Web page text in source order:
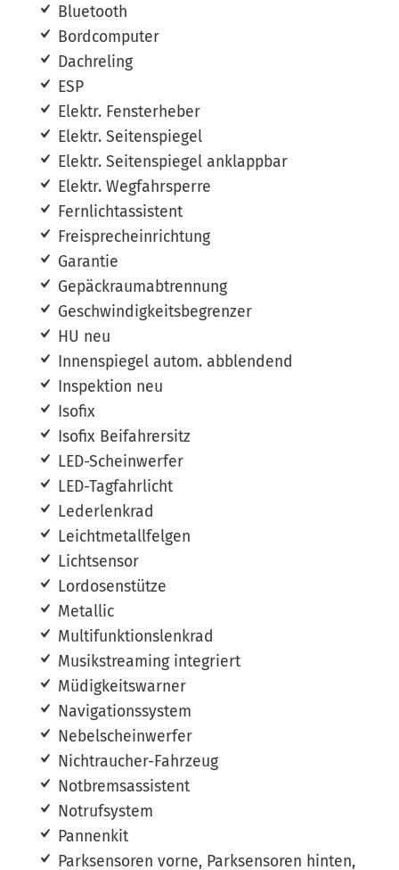
Bluetooth
Bordcomputer
Dachreling
ESP
Elektr. Fensterheber
Elektr. Seitenspiegel
Elektr. Seitenspiegel anklappbar
Elektr. Wegfahrsperre
Fernlichtassistent
Freisprecheinrichtung
Garantie
Gepäckraumabtrennung
Geschwindigkeitsbegrenzer
HU neu
Innenspiegel autom. abblendend
Inspektion neu
Isofix
Isofix Beifahrersitz
LED-Scheinwerfer
LED-Tagfahrlicht
Lederlenkrad
Leichtmetallfelgen
Lichtsensor
Lordosenstütze
Metallic
Multifunktionslenkrad
Musikstreaming integriert
Müdigkeitswarner
Navigationssystem
Nebelscheinwerfer
Nichtraucher-Fahrzeug
Notbremsassistent
Notrufsystem
Pannenkit
Parksensoren vorne, Parksensoren hinten,